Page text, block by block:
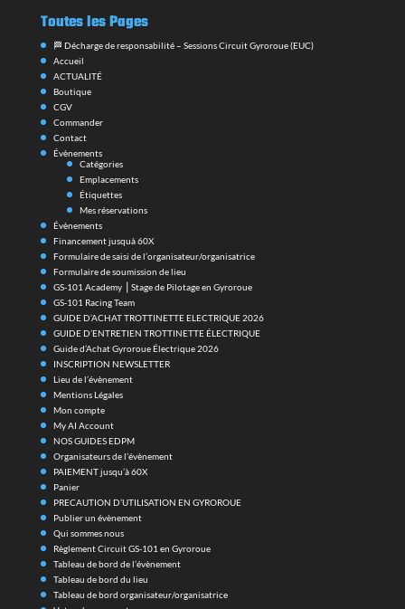
Toutes les Pages
🏁 Décharge de responsabilité – Sessions Circuit Gyroroue (EUC)
Accueil
ACTUALITÉ
Boutique
CGV
Commander
Contact
Évènements
Catégories
Emplacements
Étiquettes
Mes réservations
Évènements
Financement jusquà 60X
Formulaire de saisi de l’organisateur/organisatrice
Formulaire de soumission de lieu
GS-101 Academy ⎪Stage de Pilotage en Gyroroue
GS-101 Racing Team
GUIDE D’ACHAT TROTTINETTE ELECTRIQUE 2026
GUIDE D’ENTRETIEN TROTTINETTE ÉLECTRIQUE
Guide d’Achat Gyroroue Électrique 2026
INSCRIPTION NEWSLETTER
Lieu de l’évènement
Mentions Légales
Mon compte
My AI Account
NOS GUIDES EDPM
Organisateurs de l’évènement
PAIEMENT jusqu’à 60X
Panier
PRECAUTION D’UTILISATION EN GYROROUE
Publier un évènement
Qui sommes nous
Règlement Circuit GS-101 en Gyroroue
Tableau de bord de l’évènement
Tableau de bord du lieu
Tableau de bord organisateur/organisatrice